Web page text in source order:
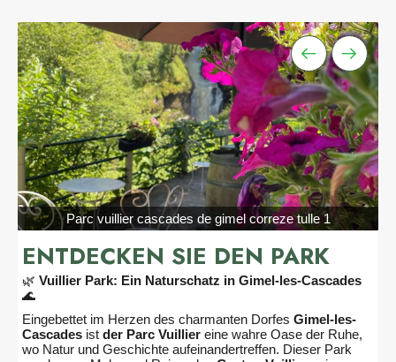
Parc vuillier cascades de gimel correze tulle 1
ENTDECKEN SIE DEN PARK
🌿 Vuillier Park: Ein Naturschatz in Gimel-les-Cascades
🌊
Eingebettet im Herzen des charmanten Dorfes Gimel-les-
Cascades ist der Parc Vuillier eine wahre Oase der Ruhe,
wo Natur und Geschichte aufeinandertreffen. Dieser Park